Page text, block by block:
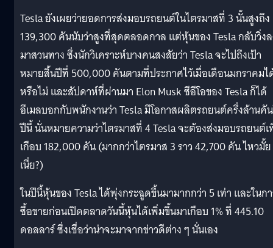
Tesla ยังเผยว่ายอดการส่งมอบรถยนต์ในไตรมาสที่ 3 นั้นสูงถึง
139,300 คันนับว่าสูงที่สุดตลอดกาล แต่หุ้นของ Tesla กลับวิ่ง
มาสวนทาง ซึ่งนักวิเคราะห์บางคนสงสัยว่า Tesla จะไปถึงเป้า
หมายสิ้นปีที่ 500,000 คันตามที่ประกาศไว้เมื่อเดือนมกราคมไ
หรือไม่ และสัปดาห์ที่ผ่านมา Elon Musk ซีอีโอของ Tesla ก็ได้
อีเมลบอกกับพนักงานว่า Tesla มีโอกาสผลิตรถยนต์ครึ่งล้านคั
ปีนี้ นั่นหมายความว่าไตรมาสที่ 4 Tesla จะต้องส่งมอบรถยนต์
เกือบ 182,000 คัน (มากกว่าไตรมาส 3 ราว 42,700 คัน ไหวมั้ย
เนี่ย?)
ในปีนี้หุ้นของ Tesla ได้พุ่งกระฉูดขึ้นมามากกว่า 5 เท่า และในก
ซื้อขายก่อนเปิดตลาดวันนี้หุ้นได้เพิ่มขึ้นมาเกือบ 1% ที่ 445.10
ดอลลาร์ ซึ่งเชื่อว่าน่าจะมาจากข่าวดีต่าง ๆ นั่นเอง